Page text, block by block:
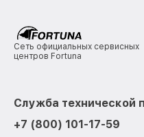
Сеть официальных сервисных
центров Fortuna
Служба технической
+7 (800) 101-17-59